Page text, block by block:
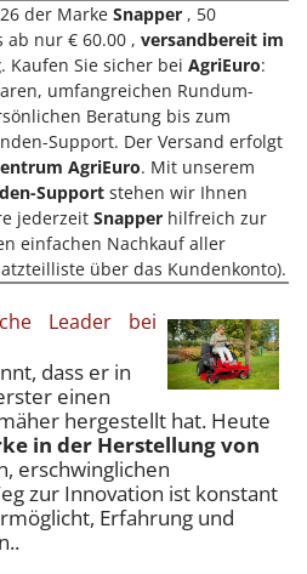
der Marke Snapper , 50
nur € 60.00 , versandbereit im
. Kaufen Sie sicher bei AgriEuro:
umfangreichen Rundum-
Beratung bis zum
Support. Der Versand erfolgt
AgriEuro. Mit unserem
Support stehen wir Ihnen
jederzeit Snapper hilfreich zur
einfachen Nachkauf aller
über das Kundenkonto).
Leader bei
dass er in
einen
hergestellt hat. Heute
in der Herstellung von
erschwinglichen
zur Innovation ist konstant
Erfahrung und